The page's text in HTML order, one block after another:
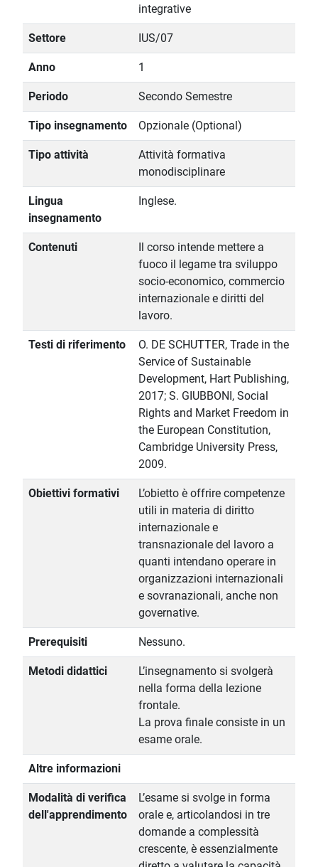
integrative
Settore IUS/07
Anno 1
Periodo Secondo Semestre
Tipo insegnamento Opzionale (Optional)
Tipo attività
Attività formativa
monodisciplinare
Lingua
insegnamento
Inglese.
Contenuti
Il corso intende mettere a
fuoco il legame tra sviluppo
socio-economico, commercio
internazionale e diritti del
lavoro.
Testi di riferimento
O. DE SCHUTTER, Trade in the
Service of Sustainable
Development, Hart Publishing,
2017; S. GIUBBONI, Social
Rights and Market Freedom in
the European Constitution,
Cambridge University Press,
2009.
Obiettivi formativi
L’obietto è offrire competenze
utili in materia di diritto
internazionale e
transnazionale del lavoro a
quanti intendano operare in
organizzazioni internazionali
e sovranazionali, anche non
governative.
Prerequisiti Nessuno.
Metodi didattici
L’insegnamento si svolgerà
nella forma della lezione
frontale.
La prova finale consiste in un
esame orale.
Altre informazioni
Modalità di verifica
dell'apprendimento
L’esame si svolge in forma
orale e, articolandosi in tre
domande a complessità
crescente, è essenzialmente